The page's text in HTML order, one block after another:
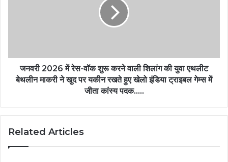
जनवरी 2026 में रेस-वॉक शुरू करने वाली शिलांग की युवा एथलीट
बेथलीन माकरी ने खुद पर यकीन रखते हुए खेलो इंडिया ट्राइबल गेम्स में
जीता कांस्य पदक…..
Related Articles